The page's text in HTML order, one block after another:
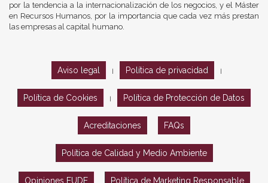
por la tendencia a la internacionalización de los negocios, y el Máster
en Recursos Humanos, por la importancia que cada vez más prestan
las empresas al capital humano.
Aviso legal Política de privacidad
Política de Cookies Política de Protección de Datos
Acreditaciones FAQs
Política de Calidad y Medio Ambiente
Opiniones EUDE Política de Marketing Responsable